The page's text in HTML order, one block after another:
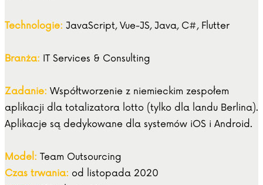
Technologie: JavaScript, Vue-JS, Java, C#, Flutter
Branża: IT Services & Consulting
Zadanie: Współtworzenie z niemieckim zespołem
aplikacji dla totalizatora lotto (tylko dla landu Berlina).
Aplikacje są dedykowane dla systemów iOS i Android.
Model: Team Outsourcing
Czas trwania: od listopada 2020